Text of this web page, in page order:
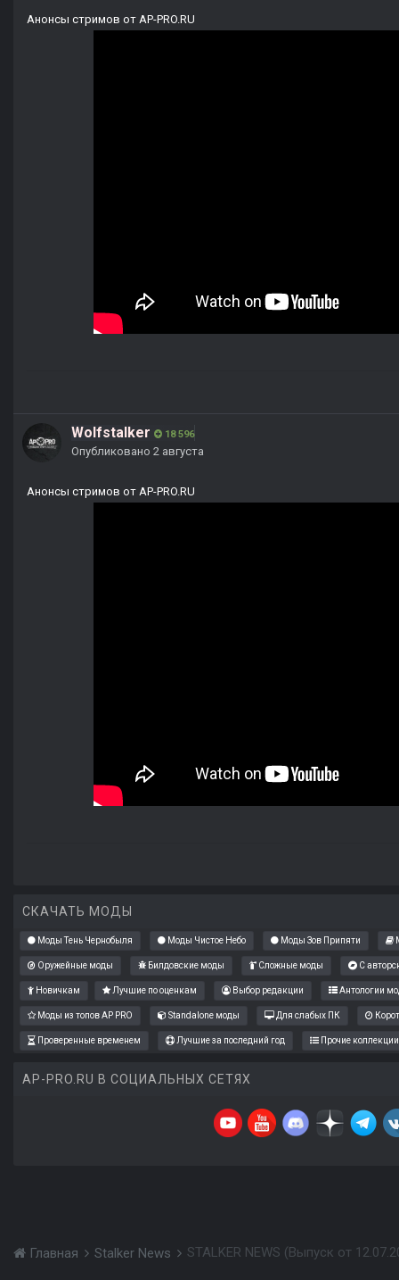
Анонсы стримов от AP-PRO.RU
Wolfstalker 18 596
Опубликовано 2 августа
Анонсы стримов от AP-PRO.RU
СКАЧАТЬ МОДЫ
Моды Тень Чернобыля Моды Чистое Небо Моды Зов Припяти
Оружейные моды Билдовские моды Сложные моды С
Новичкам Лучшие по оценкам Выбор редакции Антологии
Моды из топов AP PRO Standalone моды Для слабых ПК
Проверенные временем Лучшие за последний год Прочие коллекции
AP-PRO.RU В СОЦИАЛЬНЫХ СЕТЯХ
Главная Stalker News STALKER NEWS (Выпуск от